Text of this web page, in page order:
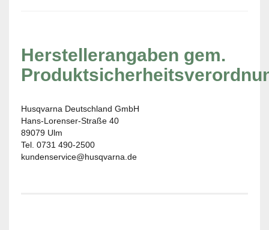
Herstellerangaben gem.
Husqvarna Deutschland GmbH
Hans-Lorenser-Straße 40
89079 Ulm
Tel. 0731 490-2500
kundenservice@husqvarna.de